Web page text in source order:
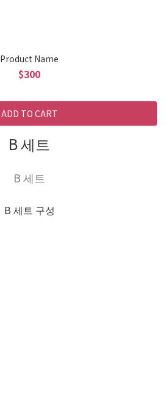
Product Name
$300
ADD TO CART
B 세트
B 세트
B 세트 구성